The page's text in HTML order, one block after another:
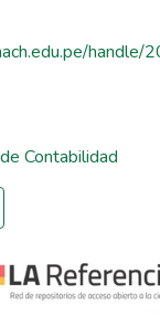
Contabilidad